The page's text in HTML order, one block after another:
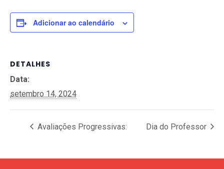
Adicionar ao calendário
DETALHES
Data:
setembro 14, 2024
Avaliações Progressivas: Dia do Professor